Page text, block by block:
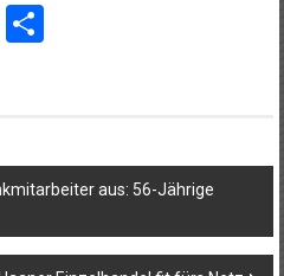
Messenger
aus: 56-Jährige